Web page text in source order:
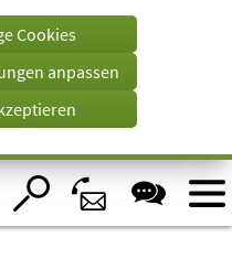
Cookies
anpassen